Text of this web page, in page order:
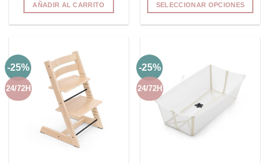
AÑADIR AL CARRITO SELECCIONAR OPCIONES
variantes.
opciones
se
pueden
elegir
-25%
24/72H
-25%
24/72H